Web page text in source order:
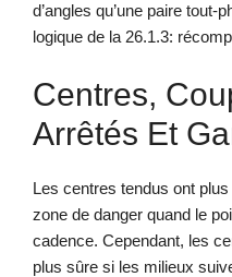
d’angles qu’une paire
logique de la 26.1.3:
Centres,
Arrêtés Et
Les centres tendus ont
zone de danger quand le
cadence. Cependant, les
plus sûre si les milieux